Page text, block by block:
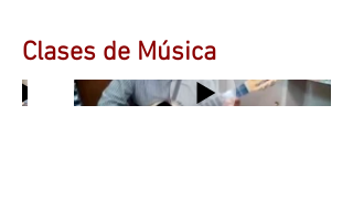
Clases de Música